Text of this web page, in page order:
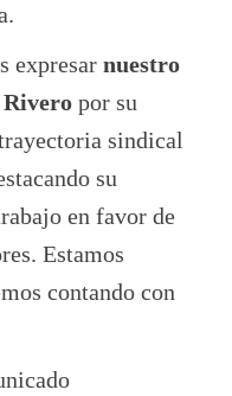
expresar nuestro
por su
sindical
su
en favor de
Estamos
contando con